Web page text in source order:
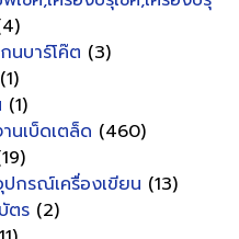
นบาร์โค๊ต (3)
(1)
(1)
เบ็ดเตล็ด (460)
กรณ์เครื่องเขียน (13)
ตร (2)